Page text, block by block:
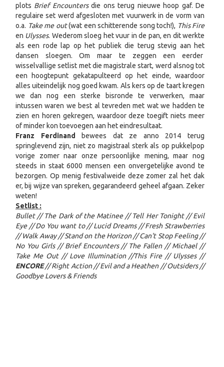
plots Brief Encountersdie ons terug nieuwe hoop gaf. De
regulaire set werd afgesloten met vuurwerk in de vorm van
o.a. Take me out(wat een schitterende song toch!), This Fire
en Ulysses. Wederom sloeg het vuur in de pan, en dit werkte
als een rode lap op het publiek die terug stevig aan het
dansen sloegen. Om maar te zeggen een eerder
wisselvallige setlist met die magistrale start, werd alsnog tot
een hoogtepunt gekatapulteerd op het einde, waardoor
alles uiteindelijk nog goed kwam. Als kers op de taart kregen
we dan nog een sterke bisronde te verwerken, maar
intussen waren we best al tevreden met wat we hadden te
zien en horen gekregen, waardoor deze toegift niets meer
of minder kon toevoegen aan het eindresultaat.
Franz Ferdinand
bewees dat ze anno 2014 terug
springlevend zijn, niet zo magistraal sterk als op pukkelpop
vorige zomer naar onze persoonlijke mening, maar nog
steeds in staat 6000 mensen een onvergetelijke avond te
bezorgen. Op menig festivalweide deze zomer zal het dak
er, bij wijze van spreken, gegarandeerd geheel afgaan. Zeker
weten!
Setlist :
Bullet // The Dark of the Matinee // Tell Her Tonight // Evil
Eye // Do You want to // Lucid Dreams // Fresh Strawberries
// Walk Away // Stand on the Horizon // Can't Stop Feeling //
No You Girls // Brief Encounters // The Fallen // Michael //
Take Me Out // Love Illumination //This Fire // Ulysses //
ENCORE// Right Action // Evil and a Heathen // Outsiders //
Goodbye Lovers & Friends